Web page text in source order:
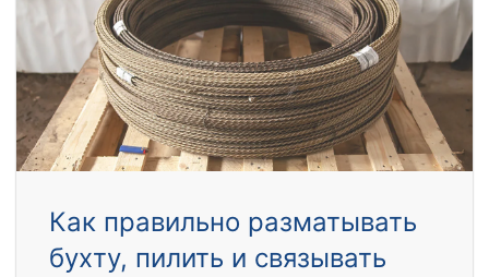
Как правильно разматывать
бухту, пилить и связывать